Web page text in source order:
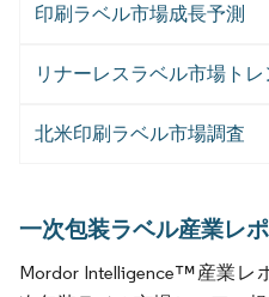
印刷ラベル市場成長予測
リナーレスラベル市場トレ
北米印刷ラベル市場調査
一次包装ラベル産業レ
Mordor Intelligence™産業レ